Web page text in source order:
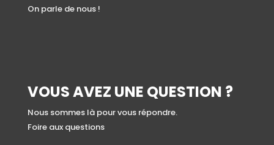
On parle de nous !
VOUS AVEZ UNE QUESTION ?
Nous sommes là pour vous répondre.
Foire aux questions